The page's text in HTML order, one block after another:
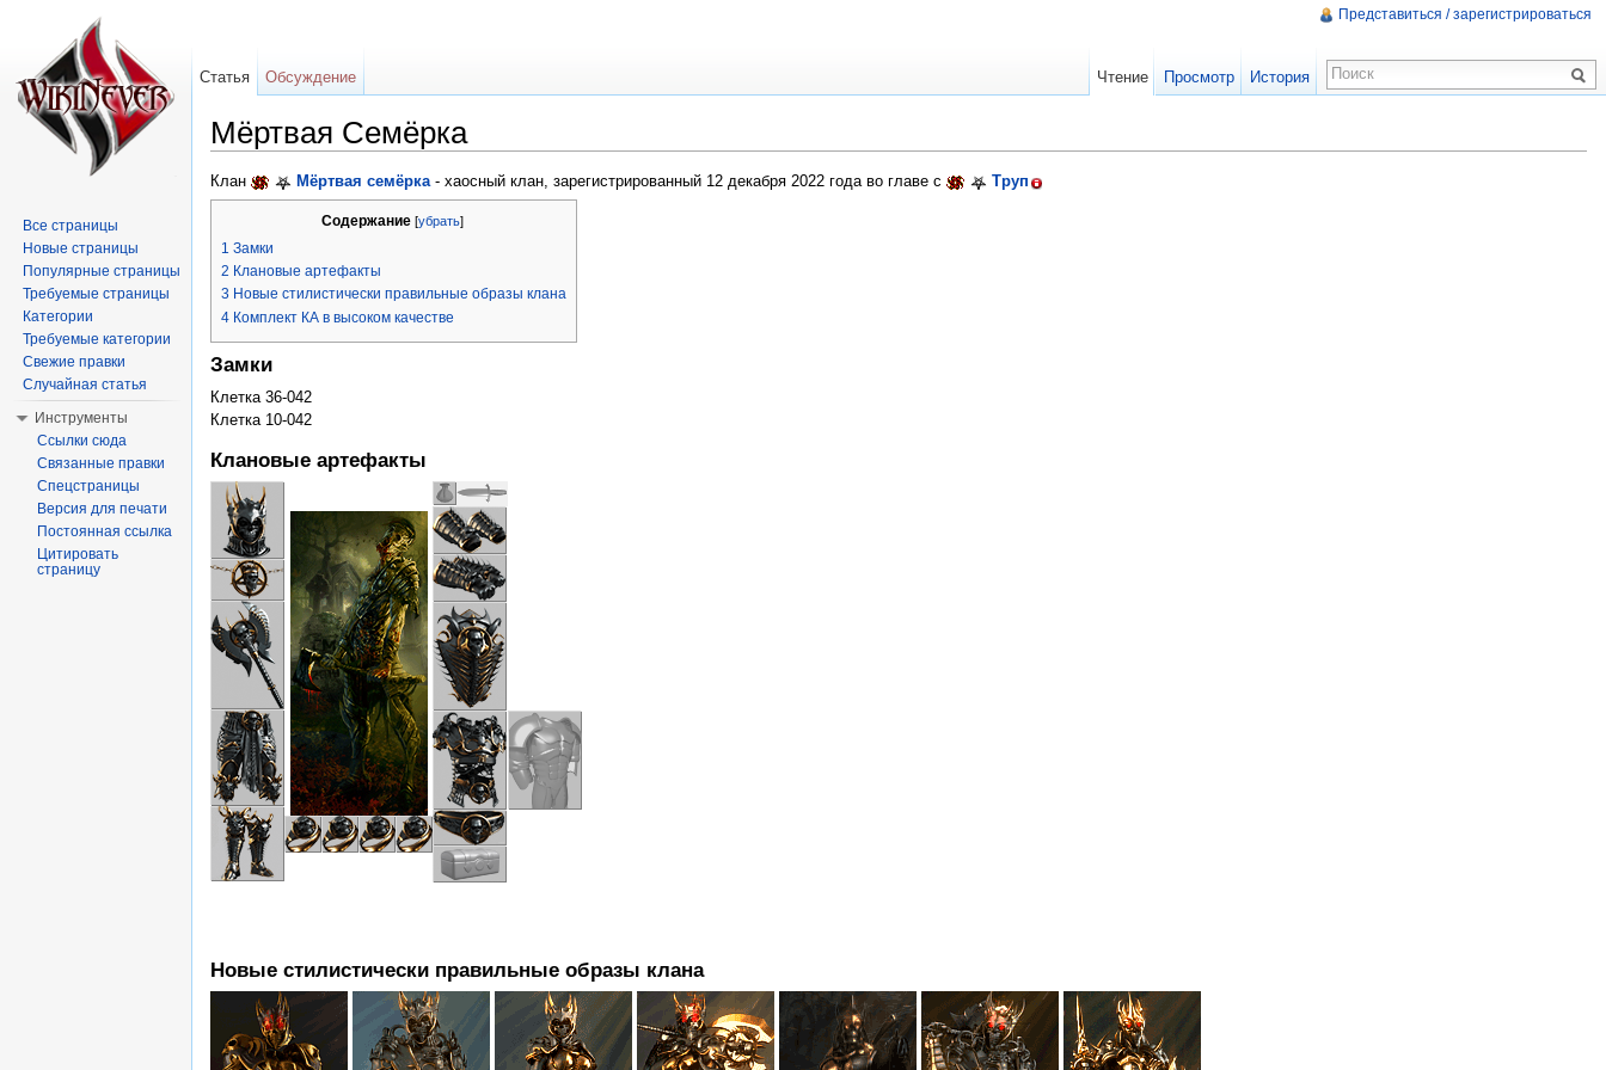
Мёртвая Семёрка
Клан
Мёртвая семёрка- хаосный клан, зарегистрированный 12 декабря 2022 года во главе с Труп
Содержание[убрать]
1 Замки
2 Клановые артефакты
3 Новые стилистически правильные образы клана
4 Комплект КА в высоком качестве
Замки
Клетка 36-042
Клетка 10-042
Клановые артефакты
Новые стилистически правильные образы клана
Представиться / зарегистрироваться
Статья Обсуждение Чтение Просмотр История
Все страницы
Новые страницы
Популярные страницы
Требуемые страницы
Категории
Требуемые категории
Свежие правки
Случайная статья
Инструменты
Ссылки сюда
Связанные правки
Спецстраницы
Версия для печати
Постоянная ссылка
Цитировать
страницу